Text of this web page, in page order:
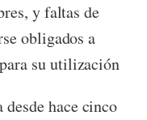
y faltas de
obligados a
su utilización
desde hace cinco